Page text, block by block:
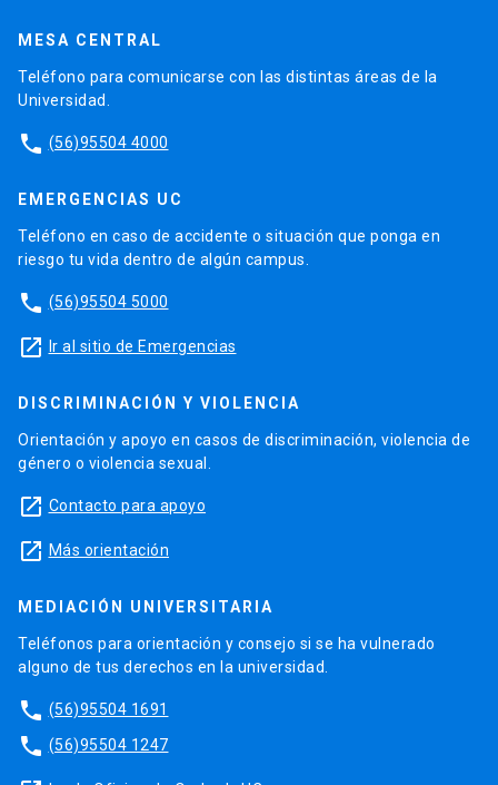
MESA CENTRAL
Teléfono para comunicarse con las distintas áreas de la
Universidad.
phone (56)95504 4000
EMERGENCIAS UC
Teléfono en caso de accidente o situación que ponga en
riesgo tu vida dentro de algún campus.
phone (56)95504 5000
launch Ir al sitio de Emergencias
DISCRIMINACIÓN Y VIOLENCIA
Orientación y apoyo en casos de discriminación, violencia de
género o violencia sexual.
launch Contacto para apoyo
launch Más orientación
MEDIACIÓN UNIVERSITARIA
Teléfonos para orientación y consejo si se ha vulnerado
alguno de tus derechos en la universidad.
phone (56)95504 1691
phone (56)95504 1247